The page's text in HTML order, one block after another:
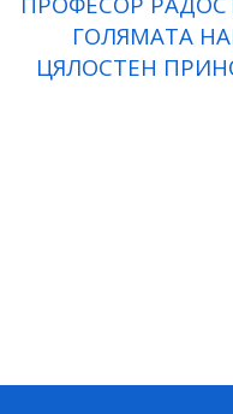
ГОЛЯМАТА
ЦЯЛОСТЕН